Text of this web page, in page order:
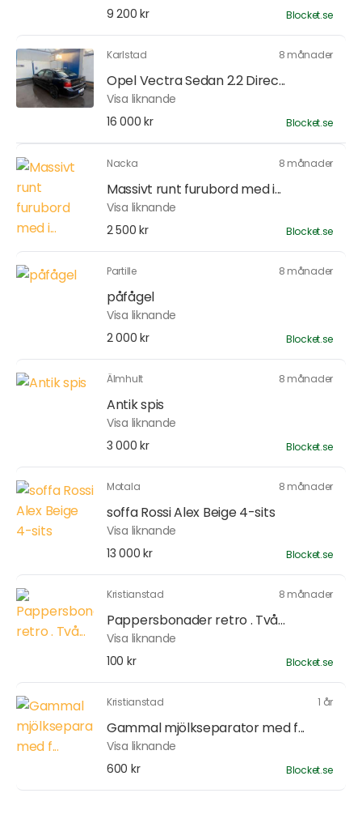
9 200 kr
Blocket.se
Karlstad 8 månader
Opel Vectra Sedan 2.2 Direc...
Visa liknande
16 000 kr
Blocket.se
Nacka 8 månader
Massivt runt furubord med i...
Visa liknande
2 500 kr
Blocket.se
Partille 8 månader
påfågel
Visa liknande
2 000 kr
Blocket.se
Älmhult 8 månader
Antik spis
Visa liknande
3 000 kr
Blocket.se
Motala 8 månader
soffa Rossi Alex Beige 4-sits
Visa liknande
13 000 kr
Blocket.se
Kristianstad 8 månader
Pappersbonader retro . Två...
Visa liknande
100 kr
Blocket.se
Kristianstad 1 år
Gammal mjölkseparator med f...
Visa liknande
600 kr
Blocket.se